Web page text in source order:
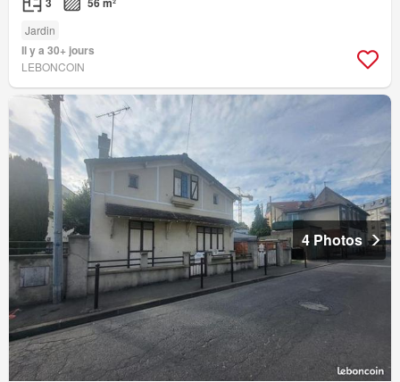
Jardin
Il y a 30+ jours
LEBONCOIN
4 Photos